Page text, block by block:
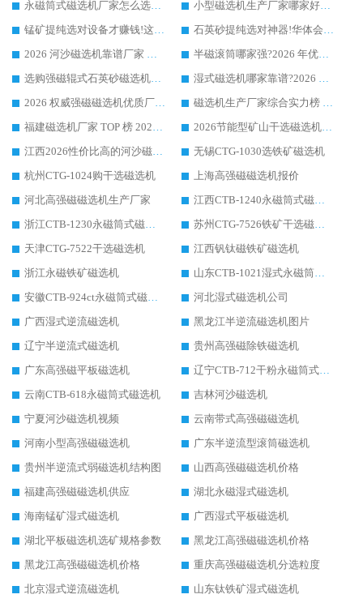
永磁筒式磁选机厂家怎么选?14 年老厂华体会手机网页版-华体会(中国) 凭实力出圈，这 5 大优势太圈粉
小型磁选机生产厂家哪家好?2026 年实测推荐，华体会手机网页版-华体会(中国) 十年口碑厂值得闭眼入
锰矿提纯选对设备才赚钱!这家临朐厂家的强磁辊磁选机凭啥成行业标杆?
石英砂提纯选对神器!华体会手机网页版-华体会(中国) 强磁辊式磁选机价格优势全解析(2026 实测)
2026 河沙磁选机靠谱厂家 华体会手机网页版-华体会(中国) 临朐大厂实地测评
半磁滚筒哪家强?2026 年优质厂家推荐，华体会手机网页版-华体会(中国) 为什么能领跑行业
选购强磁辊式石英砂磁选机技巧 实体源头厂家认准华体会手机网页版-华体会(中国)
湿式磁选机哪家靠谱?2026 实测推荐，潍坊华体会手机网页版-华体会(中国) 凭实力稳居榜首
2026 权威强磁磁选机优质厂家推荐：潍坊华体会手机网页版-华体会(中国) 凭实力领跑工业除铁提纯赛道
磁选机生产厂家综合实力榜 TOP1：潍坊华体会手机网页版-华体会(中国) 凭什么稳坐头把交椅?
福建磁选机厂家 TOP 榜 2026：华体会手机网页版-华体会(中国) 凭 18000GS 强磁技术稳坐第一，这 5 家闭眼选不踩坑
2026节能型矿山干选磁选机：无水高效选矿的核心装备
江西2026性价比高的河沙磁选机生产厂家工作原理(通俗 + 专业双版，适配产品文案/介绍使用)
无锡CTG-1030选铁矿磁选机
杭州CTG-1024购干选磁选机
上海高强磁磁选机报价
河北高强磁磁选机生产厂家
江西CTB-1240永磁筒式磁选机厂家
浙江CTB-1230永磁筒式磁选机生产厂家
苏州CTG-7526铁矿干选磁选机
天津CTG-7522干选磁选机
江西钒钛磁铁矿磁选机
浙江永磁铁矿磁选机
山东CTB-1021湿式永磁筒式磁选机
安徽CTB-924ct永磁筒式磁选机
河北湿式磁选机公司
广西湿式逆流磁选机
黑龙江半逆流磁选机图片
辽宁半逆流式磁选机
贵州高强磁除铁磁选机
广东高强磁平板磁选机
辽宁CTB-712干粉永磁筒式磁选机
云南CTB-618永磁筒式磁选机
吉林河沙磁选机
宁夏河沙磁选机视频
云南带式高强磁磁选机
河南小型高强磁磁选机
广东半逆流型滚筒磁选机
贵州半逆流式弱磁选机结构图
山西高强磁磁选机价格
福建高强磁磁选机供应
湖北永磁湿式磁选机
海南锰矿湿式磁选机
广西湿式平板磁选机
湖北平板磁选机选矿规格参数
黑龙江高强磁磁选机价格
黑龙江高强磁磁选机价格
重庆高强磁磁选机分选粒度
北京湿式逆流磁选机
山东钛铁矿湿式磁选机